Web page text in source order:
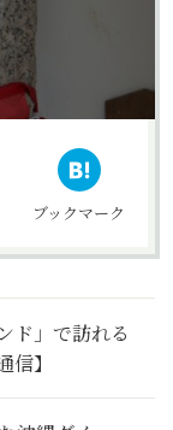
ブックマーク
ド」で訪れる
】